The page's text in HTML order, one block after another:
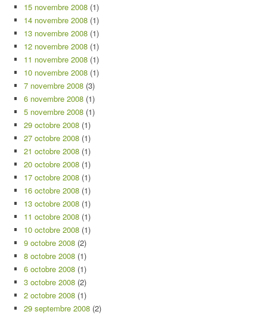
15 novembre 2008 (1)
14 novembre 2008 (1)
13 novembre 2008 (1)
12 novembre 2008 (1)
11 novembre 2008 (1)
10 novembre 2008 (1)
7 novembre 2008 (3)
6 novembre 2008 (1)
5 novembre 2008 (1)
29 octobre 2008 (1)
27 octobre 2008 (1)
21 octobre 2008 (1)
20 octobre 2008 (1)
17 octobre 2008 (1)
16 octobre 2008 (1)
13 octobre 2008 (1)
11 octobre 2008 (1)
10 octobre 2008 (1)
9 octobre 2008 (2)
8 octobre 2008 (1)
6 octobre 2008 (1)
3 octobre 2008 (2)
2 octobre 2008 (1)
29 septembre 2008 (2)